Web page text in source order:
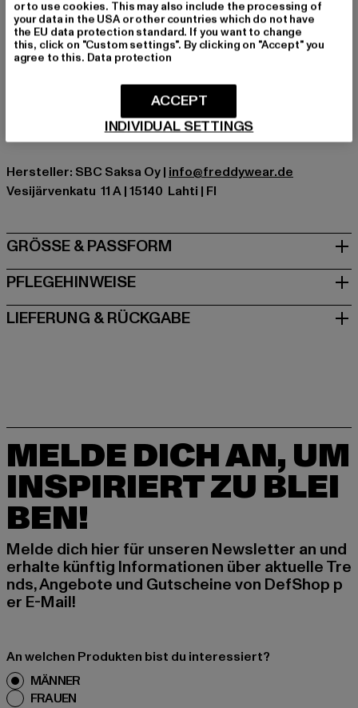
Marke: Freddy
Kat.: Bekleidung
Farbe: braun
Materialzusammensetzung: 85% Polyester, 15%
Art.Nr: WRUP24HS315-00075
Hersteller: SBC Saksa Oy | info@freddywear.de
Vesijärvenkatu 11 A | 15140 Lahti | FI
GRÖSSE & PASSFORM
PFLEGEHINWEISE
LIEFERUNG & RÜCKGABE
MELDE DICH AN, UM
INSPIRIERT ZU BLEI
BEN!
Melde dich hier für unseren Newsletter an und
erhalte künftig Informationen über aktuelle Tre
nds, Angebote und Gutscheine von DefShop p
er E-Mail!
An welchen Produkten bist du interessiert?
MÄNNER
FRAUEN
or to use cookies. This may also include the processing of
your data in the USA or other countries which do not have
the EU data protection standard. If you want to change
this, click on "Custom settings". By clicking on "Accept" you
agree to this. Data protection
INDIVIDUAL SETTINGS
ACCEPT